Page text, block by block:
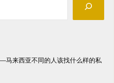
来西亚不同的人该找什么样的私